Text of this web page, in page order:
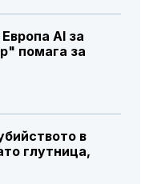
AI за
помага за
в
глутница,